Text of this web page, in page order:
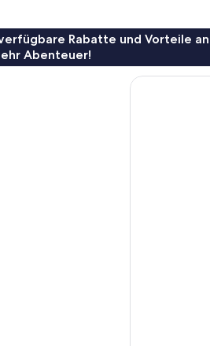
Rabatte und Vorteile
Abenteuer!